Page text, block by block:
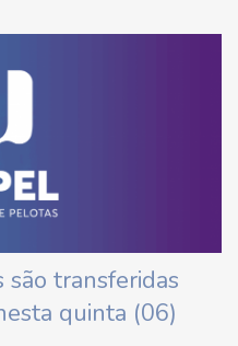
são transferidas
quinta (06)